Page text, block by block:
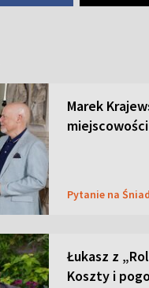
Marek
Pytanie na
Łukasz z
Koszty i